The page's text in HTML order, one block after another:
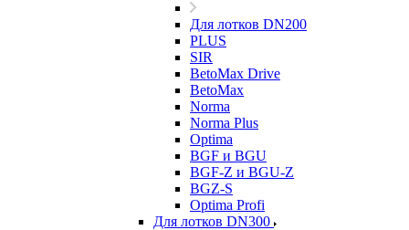
Для лотков DN200
PLUS
SIR
BetoMax Drive
BetoMax
Norma
Norma Plus
Optima
BGF и BGU
BGF-Z и BGU-Z
BGZ-S
Optima Profi
Для лотков DN300